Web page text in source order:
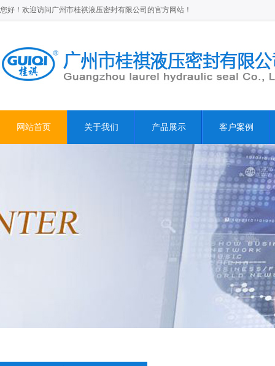
您好！欢迎访问广州市桂祺液压密封有限公司的官方网站！
网站首页 关于我们 产品展示 客户案例